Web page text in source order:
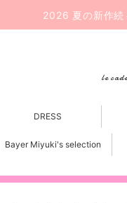
2026 夏の新作続
le
DRESS
Bayer Miyuki's selection